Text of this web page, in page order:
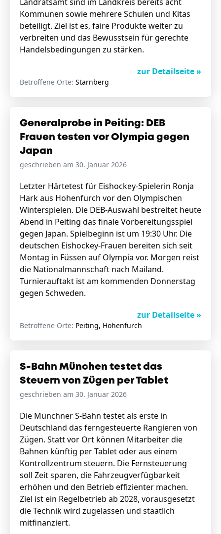
Kommunen sowie mehrere Schulen und Kitas
beteiligt. Ziel ist es, faire Produkte weiter zu
verbreiten und das Bewusstsein für gerechte
Handelsbedingungen zu stärken.
zur Detailseite »
Betroffene Orte: Starnberg
Generalprobe in Peiting: DEB
Frauen testen vor Olympia gegen
Japan
geschrieben am 30. Januar 2026
Letzter Härtetest für Eishockey-Spielerin Ronja
Hark aus Hohenfurch vor den Olympischen
Winterspielen. Die DEB-Auswahl bestreitet heute
Abend in Peiting das finale Vorbereitungsspiel
gegen Japan. Spielbeginn ist um 19:30 Uhr. Die
deutschen Eishockey-Frauen bereiten sich seit
Montag in Füssen auf Olympia vor. Morgen reist
die Nationalmannschaft nach Mailand.
Turnierauftakt ist am kommenden Donnerstag
gegen Schweden.
zur Detailseite »
Betroffene Orte: Peiting, Hohenfurch
S-Bahn München testet das
Steuern von Zügen per Tablet
geschrieben am 30. Januar 2026
Die Münchner S-Bahn testet als erste in
Deutschland das ferngesteuerte Rangieren von
Zügen. Statt vor Ort können Mitarbeiter die
Bahnen künftig per Tablet oder aus einem
Kontrollzentrum steuern. Die Fernsteuerung
soll Zeit sparen, die Fahrzeugverfügbarkeit
erhöhen und den Betrieb effizienter machen.
Ziel ist ein Regelbetrieb ab 2028, vorausgesetzt
die Technik wird zugelassen und staatlich
mitfinanziert.